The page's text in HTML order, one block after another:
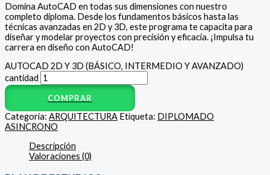
Domina AutoCAD en todas sus dimensiones con nuestro
completo diploma. Desde los fundamentos básicos hasta las
técnicas avanzadas en 2D y 3D, este programa te capacita para
diseñar y modelar proyectos con precisión y eficacia. ¡Impulsa tu
carrera en diseño con AutoCAD!
AUTOCAD 2D Y 3D (BÁSICO, INTERMEDIO Y AVANZADO)
cantidad
COMPRAR
Categoría: ARQUITECTURA Etiqueta: DIPLOMADO
ASINCRONO
Descripción
Valoraciones (0)